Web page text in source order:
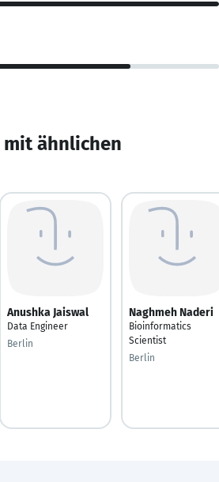
mit ähnlichen
Anushka Jaiswal
Data Engineer
Berlin
Naghmeh Naderi
Bioinformatics
Scientist
Berlin